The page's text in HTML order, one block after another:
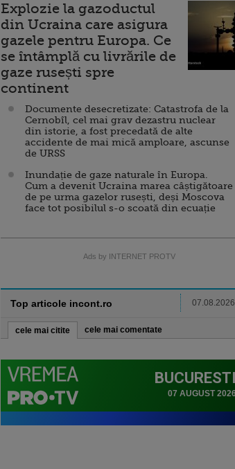
Explozie la gazoductul
din Ucraina care asigura
gazele pentru Europa. Ce
se întâmplă cu livrările de
gaze rusești spre
continent
Documente desecretizate: Catastrofa de la
Cernobîl, cel mai grav dezastru nuclear
din istorie, a fost precedată de alte
accidente de mai mică amploare, ascunse
de URSS
Inundație de gaze naturale în Europa.
Cum a devenit Ucraina marea câștigătoare
de pe urma gazelor rusești, deși Moscova
face tot posibilul s-o scoată din ecuație
Ads by INTERNET PROTV
Top articole incont.ro 07.08.2026
cele mai citite cele mai comentate